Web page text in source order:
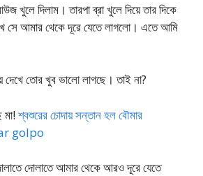
খুলে দিলাম। তারপা ব্রা খুলে দিয়ে তার দিকে
সে আমার থেকে দূরে যেতে লাগলো। এতে আমি
তোর খুব ভালো লাগছে। তাই না?
মা!শ্বশুরের চোদায় সন্তান হল বৌমার
golpo
দোলাতে আমার থেকে আরও দূরে যেতে